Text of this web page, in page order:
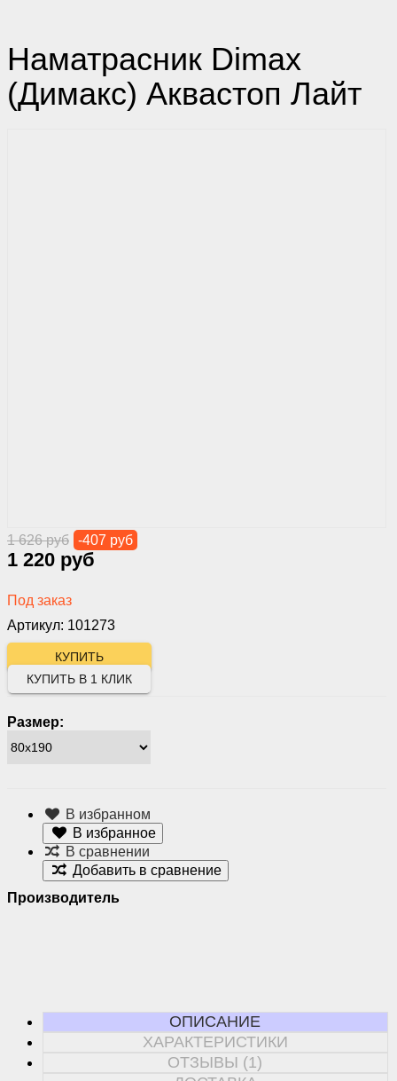
Наматрасник Dimax
(Димакс) Аквастоп Лайт
1 626 руб -407 руб
1 220 руб
Под заказ
Артикул: 101273
Размер:
КУПИТЬ В 1 КЛИК
В избранном
В избранное
В сравнении
Добавить в сравнение
Производитель
ОПИСАНИЕ
ХАРАКТЕРИСТИКИ
ОТЗЫВЫ (1)